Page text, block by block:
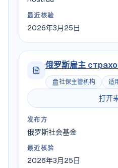
最近核验
2026年3月25日
俄罗斯雇主
社保主管机构 适
打开
发布方
俄罗斯社会基金
最近核验
2026年3月25日